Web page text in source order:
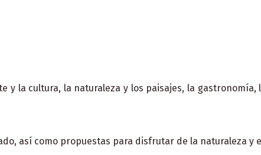
y la cultura, la naturaleza y los paisajes, la
así como propuestas para disfrutar de la naturaleza y